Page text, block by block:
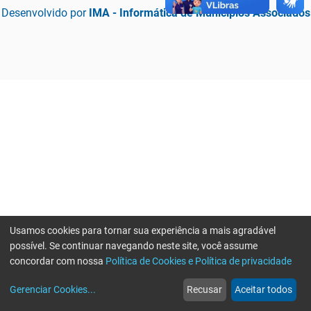
Desenvolvido por IMA - Informática de Municípios Associados
web
Notícias
more_horiz
Mais
Usamos cookies para tornar sua experiência a mais agradável
possível. Se continuar navegando neste site, você assume
concordar com nossa Política de Cookies e Política de privacidade
Gerenciar Cookies... Recusar Aceitar todos
Erro ao enviar informações, por favor tente novamente